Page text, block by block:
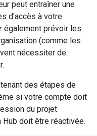
peut entraîner une
d'accès à votre
également prévoir les
(comme les
nécessiter de
des étapes de
si votre compte doit
du projet
doit être réactivée.